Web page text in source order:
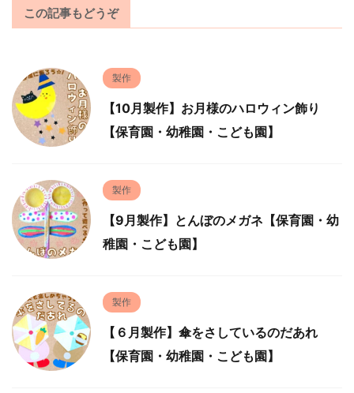
この記事もどうぞ
製作
【10月製作】お月様のハロウィン飾り
【保育園・幼稚園・こども園】
製作
【9月製作】とんぼのメガネ【保育園・幼
稚園・こども園】
製作
【６月製作】傘をさしているのだあれ
【保育園・幼稚園・こども園】